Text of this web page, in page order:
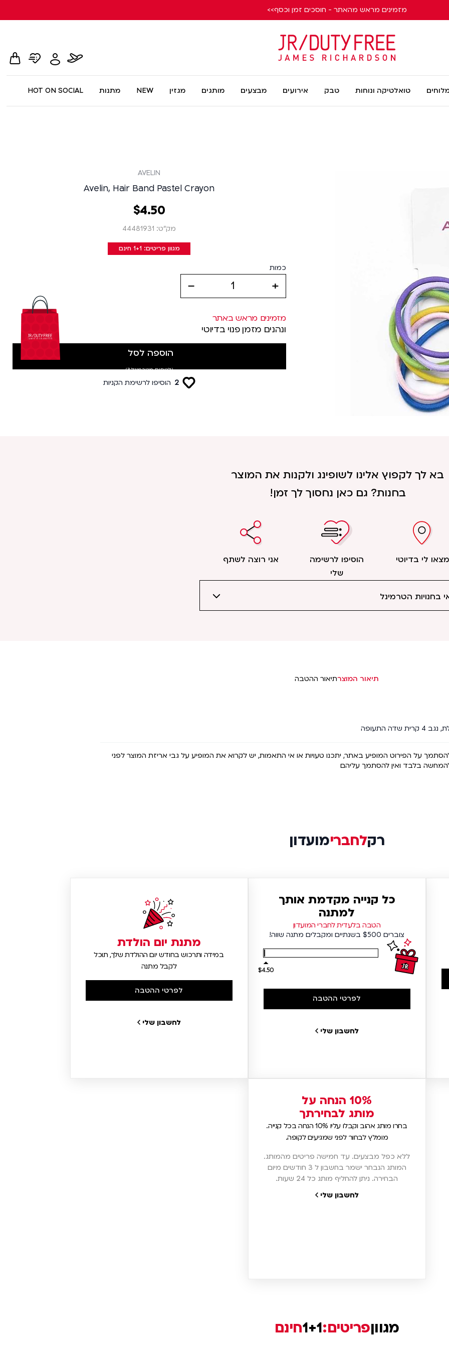
מזמינים מראש מהאתר - חוסכים זמן וכסף>>
James
Richardson
flight
dialog
Toggle
My
whishlist
page
card
טואלטיקה ונוחות טבק אירועים מבצעים מותגים מגזין NEW מתנות HOT ON SOCIAL
AVELIN
Avelin, Hair Band Pastel Crayon
4.50
‏
$
מק״ט: 44481931
מגוון פריטים: 1+1 חינם
כמות
מזמינים מראש באתר
ונהנים מזמן פנוי בדיוטי
הוספה לסל
(לטסים מטרמינל 3)
2 הוסיפו לרשימת הקניות
בא לך לקפוץ אלינו לשופינג ולקנות את המוצר
בחנות? גם כאן נחסוך לך זמן!
מצאו לי בדיוטי
הוסיפו לרשימה
שלי
אני רוצה לשתף
בחנויות הטרמינל
תיאור המוצרתיאור ההטבה
התעופה
להסתמך על הפירוט המופיע באתר, יתכנו טעויות או אי התאמות, יש לקרוא את המופיע על גבי אריזת המוצר לפני
להמחשה בלבד ואין להסתמך עליהם
רקלחברימועדון
כל קנייה מקדמת אותך
למתנה
הטבה בלעדית לחברי המועדון
צוברים $500 בשנתיים ומקבלים מתנה שווה!
$4.50
לפרטי ההטבה
לחשבון שלי
מתנת יום הולדת
במידה ותרכוש בחודש יום ההולדת שלך, תוכל
לקבל מתנה
לפרטי ההטבה
לחשבון שלי
10% הנחה על
מותג לבחירתך
בחרו מותג אהוב וקבלו עליו 10% הנחה בכל קנייה.
מומלץ לבחור לפני שמגיעים לקופה.
ללא כפל מבצעים. עד חמישה פריטים מהמותג.
המותג הנבחר ישמר בחשבון ל 3 חודשים מיום
הבחירה. ניתן להחליף מותג כל 24 שעות.
לחשבון שלי
מגווןפריטים:1+1חינם